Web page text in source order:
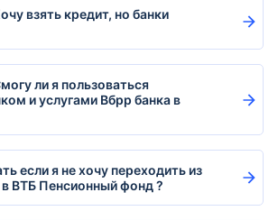
взять кредит, но банки
ли я пользоваться
и услугами Вбрр банка в
если я не хочу переходить из
ВТБ Пенсионный фонд ?